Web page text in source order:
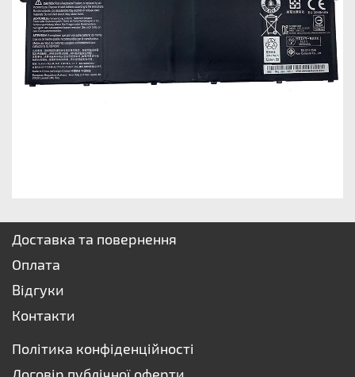
Доставка та повернення
Оплата
Відгуки
Контакти
Політика конфіденційності